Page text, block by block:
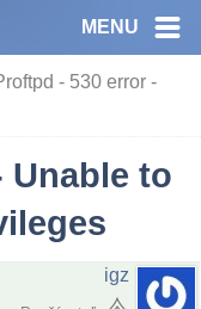
MENU
- 530 error -
Unable to
igz